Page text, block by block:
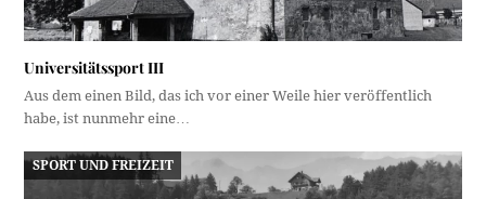
Universitätssport III
Aus dem einen Bild, das ich vor einer Weile hier veröffentlich
habe, ist nunmehr eine…
SPORT UND FREIZEIT